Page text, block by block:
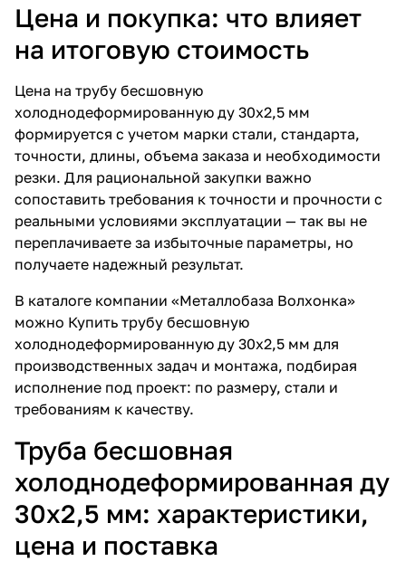
Цена и покупка: что влияет
на итоговую стоимость
Цена на трубу бесшовную
холоднодеформированную ду 30х2,5 мм
формируется с учетом марки стали, стандарта,
точности, длины, объема заказа и необходимости
резки. Для рациональной закупки важно
сопоставить требования к точности и прочности с
реальными условиями эксплуатации — так вы не
переплачиваете за избыточные параметры, но
получаете надежный результат.
В каталоге компании «Металлобаза Волхонка»
можно Купить трубу бесшовную
холоднодеформированную ду 30х2,5 мм для
производственных задач и монтажа, подбирая
исполнение под проект: по размеру, стали и
требованиям к качеству.
Труба бесшовная
холоднодеформированная ду
30х2,5 мм: характеристики,
цена и поставка